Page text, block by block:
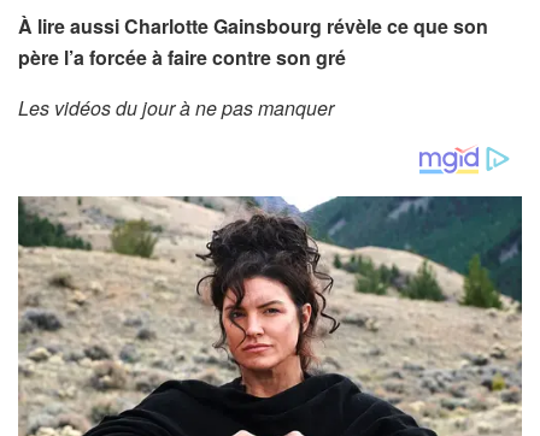
À lire aussi Charlotte Gainsbourg révèle ce que son
père l’a forcée à faire contre son gré
Les vidéos du jour à ne pas manquer